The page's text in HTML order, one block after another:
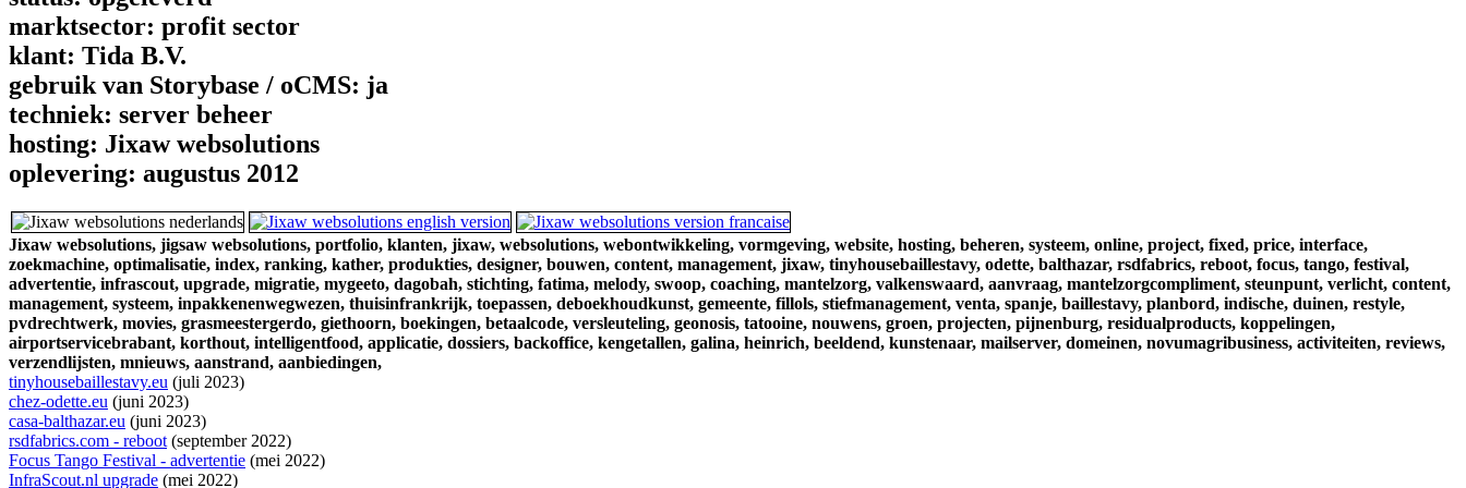
marktsector: profit sector
klant: Tida B.V.
gebruik van Storybase / oCMS: ja
techniek: server beheer
hosting: Jixaw websolutions
oplevering: augustus 2012
Jixaw websolutions, jigsaw websolutions, portfolio, klanten, jixaw, websolutions, webontwikkeling, vormgeving, website, hosting, beheren, systeem, online, project, fixed, price, interface,
zoekmachine, optimalisatie, index, ranking, kather, produkties, designer, bouwen, content, management, jixaw, tinyhousebaillestavy, odette, balthazar, rsdfabrics, reboot, focus, tango, festival,
advertentie, infrascout, upgrade, migratie, mygeeto, dagobah, stichting, fatima, melody, swoop, coaching, mantelzorg, valkenswaard, aanvraag, mantelzorgcompliment, steunpunt, verlicht, content,
management, systeem, inpakkenenwegwezen, thuisinfrankrijk, toepassen, deboekhoudkunst, gemeente, fillols, stiefmanagement, venta, spanje, baillestavy, planbord, indische, duinen, restyle,
pvdrechtwerk, movies, grasmeestergerdo, giethoorn, boekingen, betaalcode, versleuteling, geonosis, tatooine, nouwens, groen, projecten, pijnenburg, residualproducts, koppelingen,
airportservicebrabant, korthout, intelligentfood, applicatie, dossiers, backoffice, kengetallen, galina, heinrich, beeldend, kunstenaar, mailserver, domeinen, novumagribusiness, activiteiten, reviews,
verzendlijsten, mnieuws, aanstrand, aanbiedingen,
tinyhousebaillestavy.eu (juli 2023)
chez-odette.eu (juni 2023)
casa-balthazar.eu (juni 2023)
rsdfabrics.com - reboot(september 2022)
Focus Tango Festival - advertentie (mei 2022)
InfraScout.nl upgrade (mei 2022)